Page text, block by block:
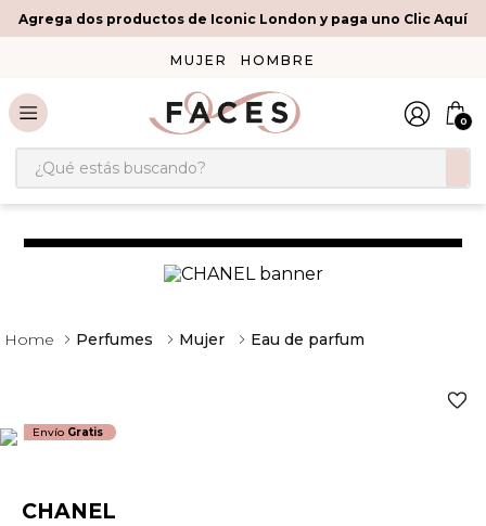
Agrega dos productos de Iconic London y paga uno Clic Aquí
MUJER HOMBRE
0
¿Qué estás buscando?
Perfumes Mujer Eau de parfum
Envío Gratis
CHANEL